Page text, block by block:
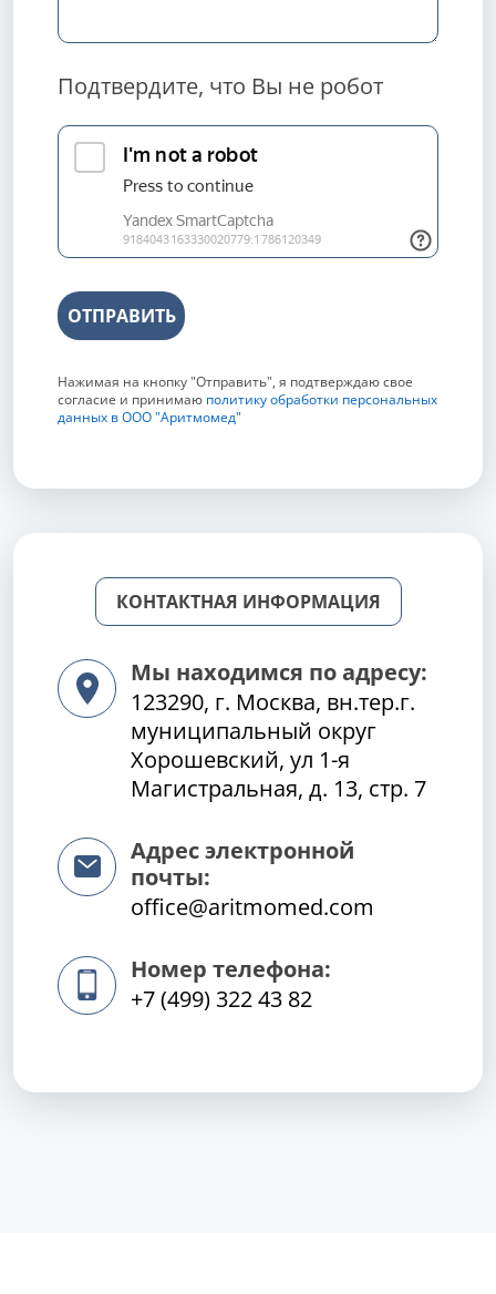
Подтвердите, что Вы не робот
ОТПРАВИТЬ
Нажимая на кнопку "Отправить", я подтверждаю свое
согласие и принимаю политику обработки персональных
данных в ООО "Аритмомед"
КОНТАКТНАЯ ИНФОРМАЦИЯ
Мы находимся по адресу:
123290, г. Москва, вн.тер.г.
муниципальный округ
Хорошевский, ул 1-я
Магистральная, д. 13, стр. 7
Адрес электронной
почты:
office@aritmomed.com
Номер телефона:
+7 (499) 322 43 82